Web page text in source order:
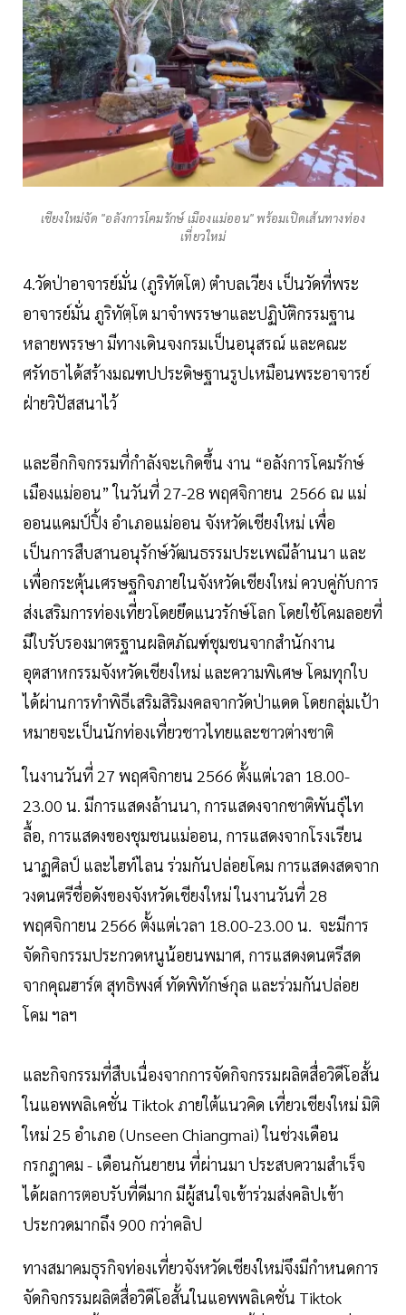
เชียงใหม่จัด "อลังการโคมรักษ์ เมืองแม่ออน" พร้อมเปิดเส้นทางท่อง
เที่ยวใหม่
4.วัดป่าอาจารย์มั่น (ภูริทัตโต) ตำบลเวียง เป็นวัดที่พระ
อาจารย์มั่น ภูริทัตฺโต มาจำพรรษาและปฏิบัติกรรมฐาน
หลายพรรษา มีทางเดินจงกรมเป็นอนุสรณ์ และคณะ
ศรัทธาได้สร้างมณฑปประดิษฐานรูปเหมือนพระอาจารย์
ฝ่ายวิปัสสนาไว้
และอีกกิจกรรมที่กำลังจะเกิดขึ้น งาน “อลังการโคมรักษ์
เมืองแม่ออน” ในวันที่ 27-28 พฤศจิกายน 2566 ณ แม่
ออนแคมป์ปิ้ง อำเภอแม่ออน จังหวัดเชียงใหม่ เพื่อ
เป็นการสืบสานอนุรักษ์วัฒนธรรมประเพณีล้านนา และ
เพื่อกระตุ้นเศรษฐกิจภายในจังหวัดเชียงใหม่ ควบคู่กับการ
ส่งเสริมการท่องเที่ยวโดยยึดแนวรักษ์โลก โดยใช้โคมลอยที่
มีใบรับรองมาตรฐานผลิตภัณฑ์ชุมชนจากสำนักงาน
อุตสาหกรรมจังหวัดเชียงใหม่ และความพิเศษ โคมทุกใบ
ได้ผ่านการทำพิธีเสริมสิริมงคลจากวัดป่าแดด โดยกลุ่มเป้า
หมายจะเป็นนักท่องเที่ยวชาวไทยและชาวต่างชาติ
ในงานวันที่ 27 พฤศจิกายน 2566 ตั้งแต่เวลา 18.00-
23.00 น. มีการแสดงล้านนา, การแสดงจากชาติพันธุ์ไท
ลื้อ, การแสดงของชุมชนแม่ออน, การแสดงจากโรงเรียน
นาฏศิลป์ และไฮท์ไลน ร่วมกันปล่อยโคม การแสดงสดจาก
วงดนตรีชื่อดังของจังหวัดเชียงใหม่ ในงานวันที่ 28
พฤศจิกายน 2566 ตั้งแต่เวลา 18.00-23.00 น. จะมีการ
จัดกิจกรรมประกวดหนูน้อยนพมาศ, การแสดงดนตรีสด
จากคุณฮาร์ต สุทธิพงศ์ ทัดพิทักษ์กุล และร่วมกันปล่อย
โคม ฯลฯ
และกิจกรรมที่สืบเนื่องจากการจัดกิจกรรมผลิตสื่อวิดีโอสั้น
ในแอพพลิเคชั่น Tiktok ภายใต้แนวคิด เที่ยวเชียงใหม่ มิติ
ใหม่ 25 อำเภอ (Unseen Chiangmai) ในช่วงเดือน
กรกฎาคม - เดือนกันยายน ที่ผ่านมา ประสบความสำเร็จ
ได้ผลการตอบรับที่ดีมาก มีผู้สนใจเข้าร่วมส่งคลิปเข้า
ประกวดมากถึง 900 กว่าคลิป
ทางสมาคมธุรกิจท่องเที่ยวจังหวัดเชียงใหม่จึงมีกำหนดการ
จัดกิจกรรมผลิตสื่อวิดีโอสั้นในแอพพลิเคชั่น Tiktok